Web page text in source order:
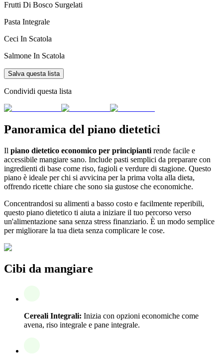
Frutti Di Bosco Surgelati
Pasta Integrale
Ceci In Scatola
Salmone In Scatola
Salva questa lista
Condividi questa lista
Panoramica del piano dietetici
Il piano dietetico economico per principianti rende facile e
accessibile mangiare sano. Include pasti semplici da preparare con
ingredienti di base come riso, fagioli e verdure di stagione. Questo
piano è ideale per chi si avvicina per la prima volta alla dieta,
offrendo ricette chiare che sono sia gustose che economiche.
Concentrandosi su alimenti a basso costo e facilmente reperibili,
questo piano dietetico ti aiuta a iniziare il tuo percorso verso
un'alimentazione sana senza stress finanziario. È un modo semplice
per migliorare la tua dieta senza complicare le cose.
Cibi da mangiare
Cereali Integrali: Inizia con opzioni economiche come
avena, riso integrale e pane integrale.